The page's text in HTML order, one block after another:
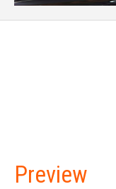
Preview